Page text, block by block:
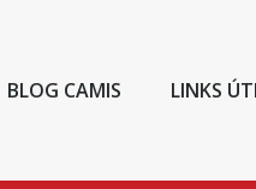
BLOG CAMIS LINKS